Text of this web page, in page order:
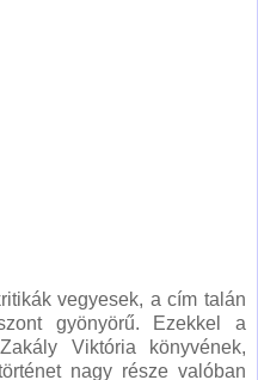
vegyesek, a cím talán
gyönyörű. Ezekkel a
Viktória könyvének,
nagy része valóban